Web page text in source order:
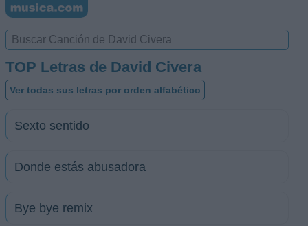
TOP Letras de David Civera
Ver todas sus letras por orden alfabético
Sexto sentido
Donde estás abusadora
Bye bye remix